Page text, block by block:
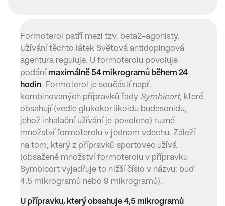
Formoterol patří mezi tzv. beta2-agonisty.
Užívání těchto látek Světová antidopingová
agentura reguluje. U formoterolu povoluje
podání maximálně 54 mikrogramů během 24
hodin. Formoterol je součástí např.
kombinovaných přípravků řady Symbicort, které
obsahují (vedle glukokortikoidu budesonidu,
jehož inhalační užívání je povoleno) různé
množství formoterolu v jednom vdechu. Záleží
na tom, který z přípravků sportovec užívá
(obsažené množství formoterolu v přípravku
Symbicort vyjadřuje to nižší číslo v názvu: buď
4,5 mikrogramů nebo 9 mikrogramů).
U přípravku, který obsahuje 4,5 mikrogramů